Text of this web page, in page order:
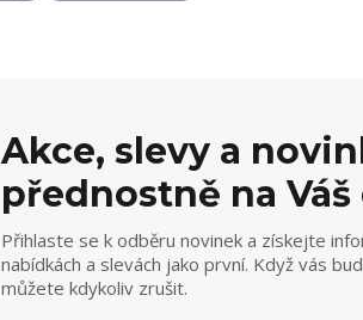
Akce, slevy a
přednostně na Váš
Přihlaste se k odběru novinek a získejte
nabídkách a slevách jako první. Když vás
můžete kdykoliv zrušit.